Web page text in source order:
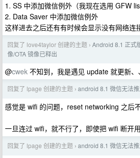
1. SS 中添加微信例外（我现在选用 GFW
2. Data Saver 中添加微信例外
这样进去之后还有有时候会显示没有网络连
回复了 love4taylor 创建的主题 › Android 8.1 正式
像/OTA 镜像已释出
@cwek 不知到，我是遇见 update 就更新、、
回复了 lpage 创建的主题 › android 8.1 微信无法
感觉是 wifi 的问题，reset networking 之后
一旦连过 wifi，就不行了，即使把 wifi 断开
回复了 lpage 创建的主题 › android 8.1 微信无法